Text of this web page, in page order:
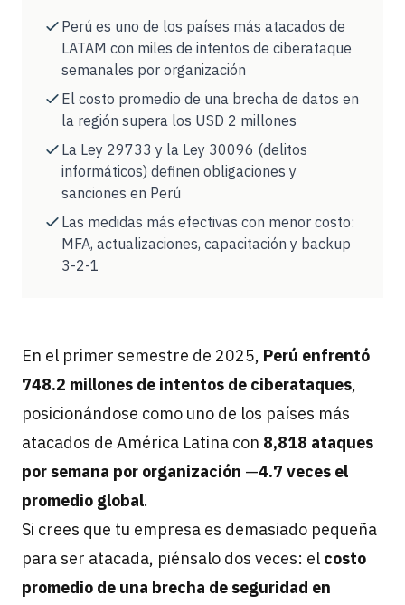
Perú es uno de los países más atacados de
LATAM con miles de intentos de ciberataque
semanales por organización
El costo promedio de una brecha de datos en
la región supera los USD 2 millones
La Ley 29733 y la Ley 30096 (delitos
informáticos) definen obligaciones y
sanciones en Perú
Las medidas más efectivas con menor costo:
MFA, actualizaciones, capacitación y backup
3-2-1
En el primer semestre de 2025, Perú enfrentó
748.2 millones de intentos de ciberataques,
posicionándose como uno de los países más
atacados de América Latina con 8,818 ataques
por semana por organización —4.7 veces el
promedio global.
Si crees que tu empresa es demasiado pequeña
para ser atacada, piénsalo dos veces: el costo
promedio de una brecha de seguridad en